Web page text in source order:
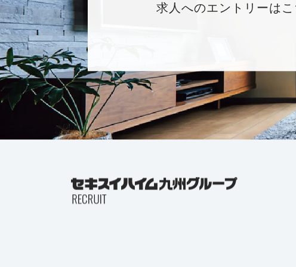
求人へのエントリーはこ